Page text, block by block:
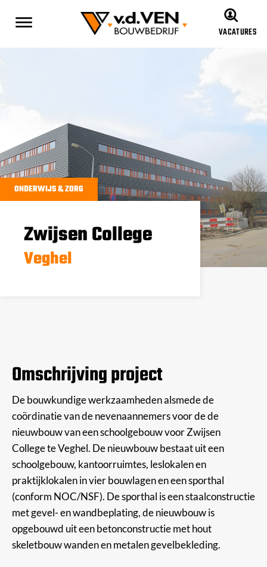
VACATURES
ONDERWIJS & ZORG
Zwijsen College
Veghel
Omschrijving project
De bouwkundige werkzaamheden alsmede de
coördinatie van de nevenaannemers voor de de
nieuwbouw van een schoolgebouw voor Zwijsen
College te Veghel. De nieuwbouw bestaat uit een
schoolgebouw, kantoorruimtes, leslokalen en
praktijklokalen in vier bouwlagen en een sporthal
(conform NOC/NSF). De sporthal is een staalconstructie
met gevel- en wandbeplating, de nieuwbouw is
opgebouwd uit een betonconstructie met hout
skeletbouw wanden en metalen gevelbekleding.